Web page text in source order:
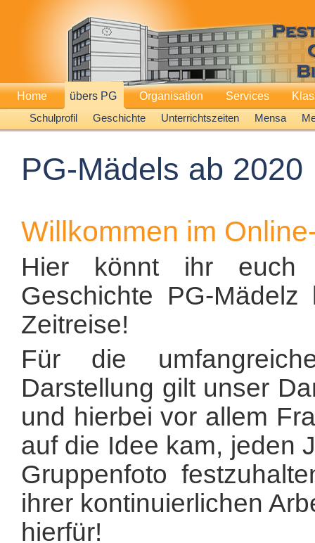
Home
übers PG
Schulprofil
Geschichte Unterrichtszeiten Mensa
Organisation Services
PG-Mädels ab 2020
Willkommen im
Hier könnt ihr euch
Geschichte PG-
Zeitreise!
Für die
Darstellung gilt unser
und hierbei vor allem
auf die Idee kam, jeden
Gruppenfoto
ihrer kontinuierlichen
hierfür!